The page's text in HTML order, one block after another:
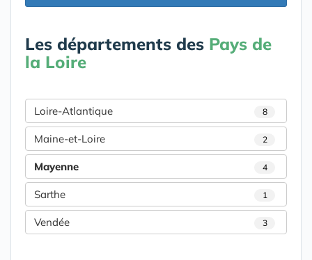
Les départements des Pays de
la Loire
Loire-Atlantique 8
Maine-et-Loire 2
Mayenne 4
Sarthe 1
Vendée 3